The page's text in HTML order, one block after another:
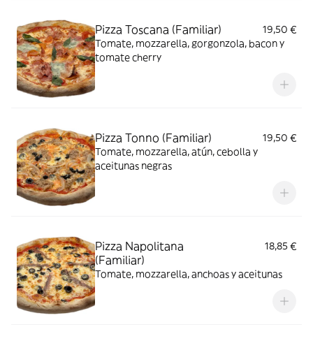
Pizza Toscana (Familiar)
19,50 €
Tomate, mozzarella, gorgonzola, bacon y
tomate cherry
Pizza Tonno (Familiar)
19,50 €
Tomate, mozzarella, atún, cebolla y
aceitunas negras
Pizza Napolitana
(Familiar)
18,85 €
Tomate, mozzarella, anchoas y aceitunas